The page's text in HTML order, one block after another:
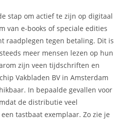
stap om actief te zijn op digitaal
van e-books of speciale edities
raadplegen tegen betaling. Dit is
meer mensen lezen op hun
zijn veen tijdschriften en
Vakbladen BV in Amsterdam
In bepaalde gevallen voor
de distributie veel
tastbaat exemplaar. Zo zie je